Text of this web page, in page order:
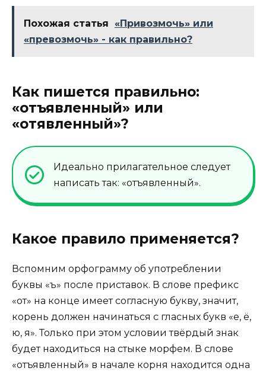
Похожая статья
«Привозмочь» или
«превозмочь» - как правильно?
Как пишется правильно:
«отъявленный» или
«отявленный»?
Идеально прилагательное следует
написать так: «отъявленный».
Какое правило применяется?
Вспомним орфограмму об употреблении
буквы «ъ» после приставок. В слове префикс
«от» на конце имеет согласную букву, значит,
корень должен начинаться с гласных букв «е, ё,
ю, я». Только при этом условии твёрдый знак
будет находиться на стыке морфем. В слове
«отъявленный» в начале корня находится одна